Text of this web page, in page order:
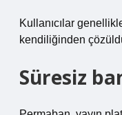
Kullanıcılar
kendiliğinden
Süresiz